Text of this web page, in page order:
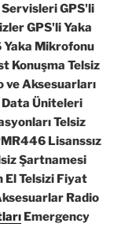
Servisleri GPS'li
GPS'li Yaka
Yaka Mikrofonu
Konuşma Telsiz
ve Aksesuarları
Data Üniteleri
Telsiz
Lisanssız
Şartnamesi
El Telsizi Fiyat
Radio
Emergency